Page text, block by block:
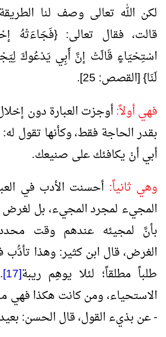
لكن الله تعالى وصف لنا
قالت، فقال تعالى: {فَجَاءَتْهُ
اسْتِحْيَاءٍ قَالَتْ إنَّ أَبِي يَدْعُوكَ
لَنَا} [القصص: 25].
فهي أولاً:أوجزت العبارة دون
بقدر الحاجة فقط، وكأنها تقول
أبي أنْ يكافئك على صنيعك.
وهي ثانياً: أحسنت الأدب في
المجيء لمجرد المجيء، بل
بأنَّ لمجيئه عندهم وقت
الغرض، قال ابن كثير: وهذا تأدُّب
طلباً مطلقاً؛ لئلا يوهِم ريبة[17]
الاستحياء، ومن كانت هكذا فهي
- عن بذيء القول، قال الحسن: